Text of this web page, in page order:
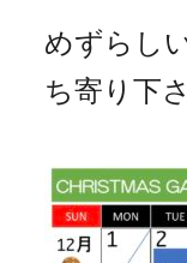
めずらし
ち寄り下